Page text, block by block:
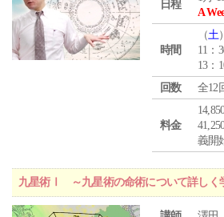
日程
A
時間
（土）
11：
13：
回数
全12
料金
義開
九星術Ⅰ ～九星術の命術について詳しく